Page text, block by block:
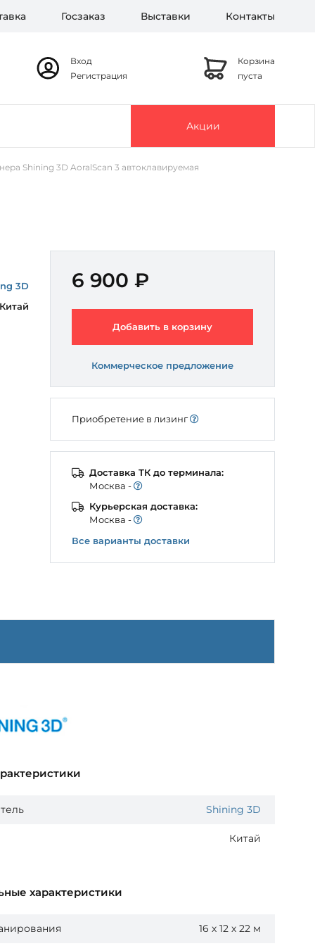
Госзаказ Выставки Контакты
Вход
Регистрация
Корзина
пуста
Акции
Shining 3D AoralScan 3 автоклавируемая
3D
Китай
6 900 ₽
Добавить в корзину
Коммерческое предложение
Приобретение в лизинг
Доставка ТК до терминала:
Моcква -
Курьерская доставка:
Моcква -
Все варианты доставки
Shining 3D
Китай
характеристики
16 х 12 х 22 м